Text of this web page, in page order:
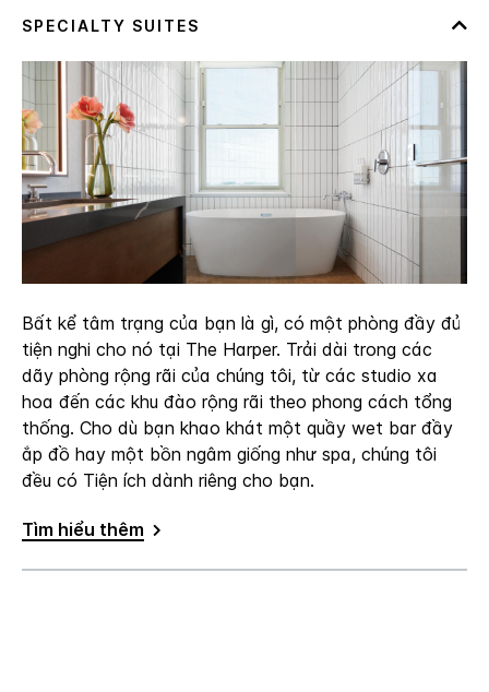
Bất kể tâm trạng của bạn là gì, có một phòng đầy đủ
tiện nghi cho nó tại The Harper. Trải dài trong các
dãy phòng rộng rãi của chúng tôi, từ các studio xa
hoa đến các khu đào rộng rãi theo phong cách tổng
thống. Cho dù bạn khao khát một quầy wet bar đầy
ắp đồ hay một bồn ngâm giống như spa, chúng tôi
đều có Tiện ích dành riêng cho bạn.
Tìm hiểu thêm